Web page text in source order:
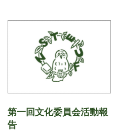
第一回文化委員会活動報
告